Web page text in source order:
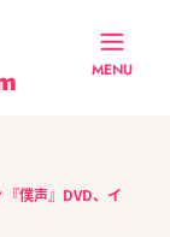
MENU
僕声』DVD、イ